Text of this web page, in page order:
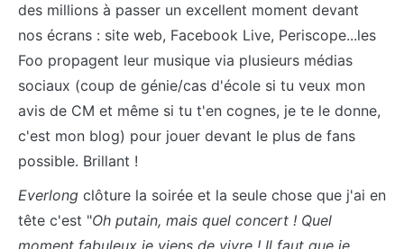
des millions à passer un excellent moment devant
nos écrans : site web, Facebook Live, Periscope...les
Foo propagent leur musique via plusieurs médias
sociaux (coup de génie/cas d'école si tu veux mon
avis de CM et même si tu t'en cognes, je te le donne,
c'est mon blog) pour jouer devant le plus de fans
possible. Brillant !
Everlong clôture la soirée et la seule chose que j'ai en
tête c'est "Oh putain, mais quel concert ! Quel